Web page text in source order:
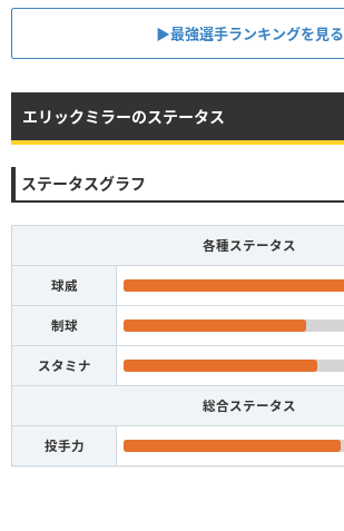
▶︎最強選手ランキングを見る
エリックミラーのステータス
ステータスグラフ
各種ステータス
球威
制球
スタミナ
総合ステータス
投手力